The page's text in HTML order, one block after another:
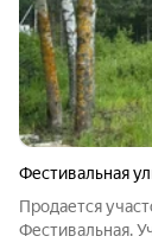
Фестивальная
Продается
Фестивальная.